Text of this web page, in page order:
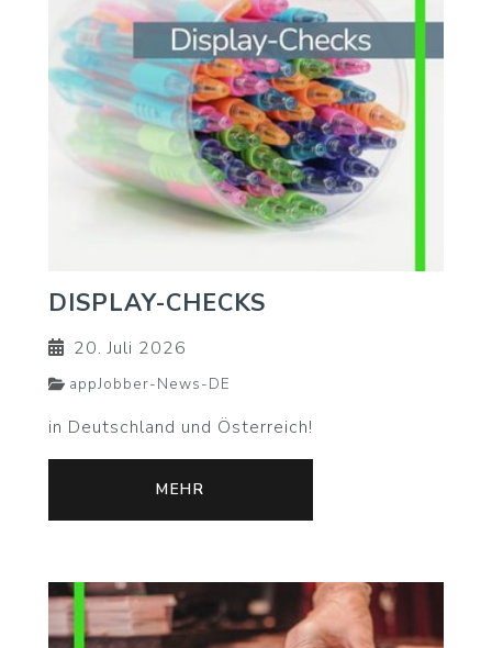
DISPLAY-CHECKS
20. Juli 2026
appJobber-News-DE
in Deutschland und Österreich!
MEHR